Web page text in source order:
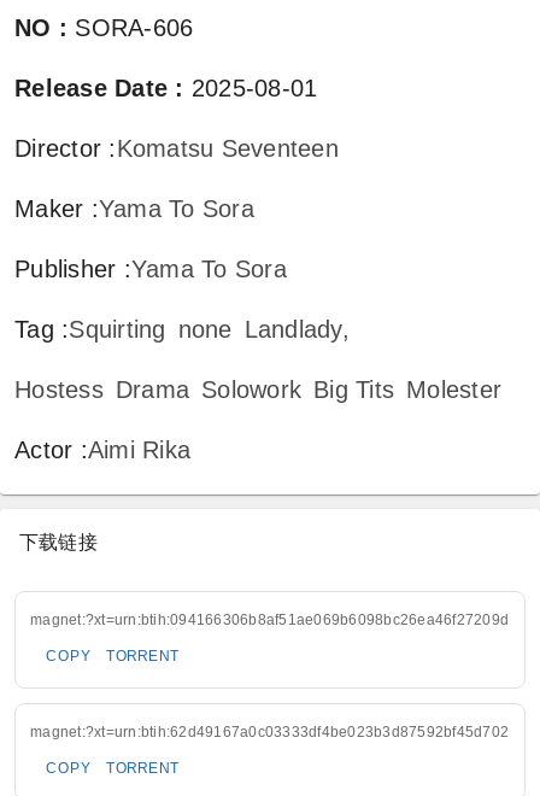
NO : SORA-606
Release Date : 2025-08-01
Director :Komatsu Seventeen
Maker :Yama To Sora
Publisher :Yama To Sora
Tag :Squirting none Landlady,
Hostess Drama Solowork Big Tits Molester
Actor :Aimi Rika
下载链接
magnet:?xt=urn:btih:094166306b8af51ae069b6098bc26ea46f27209d
COPY TORRENT
magnet:?xt=urn:btih:62d49167a0c03333df4be023b3d87592bf45d702
COPY TORRENT